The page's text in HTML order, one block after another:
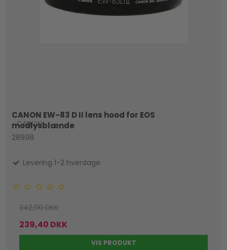
CANON EW-83 D II lens hood for EOS
modlysblænde
CANON
28998
Levering 1-2 hverdage
342,00 DKK
239,40 DKK
VIS PRODUKT